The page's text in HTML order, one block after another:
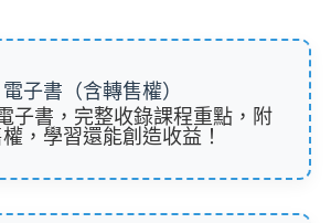
電子書（含轉售權）
子書，完整收錄課程重點，附
，學習還能創造收益！